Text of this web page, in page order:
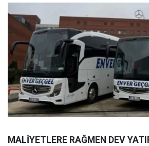
MALİYETLERE RAĞMEN DEV